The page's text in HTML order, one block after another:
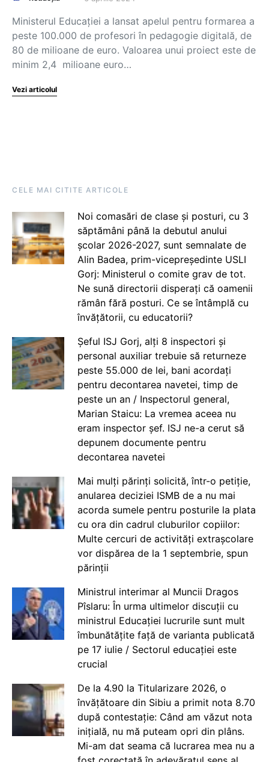
Ministerul Educației a lansat apelul pentru formarea a
peste 100.000 de profesori în pedagogie digitală, de
80 de milioane de euro. Valoarea unui proiect este de
minim 2,4 milioane euro…
Vezi articolul
CELE MAI CITITE ARTICOLE
Noi comasări de clase și posturi, cu 3
săptămâni până la debutul anului
școlar 2026-2027, sunt semnalate de
Alin Badea, prim-vicepreședinte USLI
Gorj: Ministerul o comite grav de tot.
Ne sună directorii disperați că oamenii
rămân fără posturi. Ce se întâmplă cu
învățătorii, cu educatorii?
Șeful ISJ Gorj, alți 8 inspectori și
personal auxiliar trebuie să returneze
peste 55.000 de lei, bani acordați
pentru decontarea navetei, timp de
peste un an / Inspectorul general,
Marian Staicu: La vremea aceea nu
eram inspector șef. ISJ ne-a cerut să
depunem documente pentru
decontarea navetei
Mai mulți părinți solicită, într-o petiție,
anularea deciziei ISMB de a nu mai
acorda sumele pentru posturile la plata
cu ora din cadrul cluburilor copiilor:
Multe cercuri de activități extrașcolare
vor dispărea de la 1 septembrie, spun
părinții
Ministrul interimar al Muncii Dragos
Pîslaru: În urma ultimelor discuții cu
ministrul Educației lucrurile sunt mult
îmbunătățite față de varianta publicată
pe 17 iulie / Sectorul educației este
crucial
De la 4.90 la Titularizare 2026, o
învățătoare din Sibiu a primit nota 8.70
după contestație: Când am văzut nota
inițială, nu mă puteam opri din plâns.
Mi-am dat seama că lucrarea mea nu a